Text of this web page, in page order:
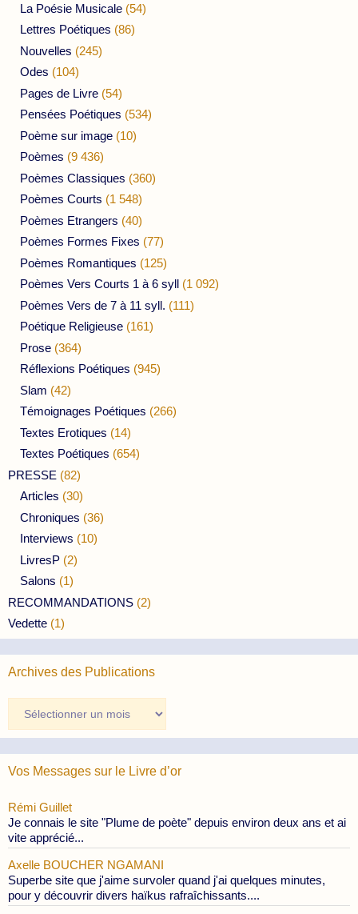
La Poésie Musicale (54)
Lettres Poétiques (86)
Nouvelles (245)
Odes (104)
Pages de Livre (54)
Pensées Poétiques (534)
Poème sur image (10)
Poèmes (9 436)
Poèmes Classiques (360)
Poèmes Courts (1 548)
Poèmes Etrangers (40)
Poèmes Formes Fixes (77)
Poèmes Romantiques (125)
Poèmes Vers Courts 1 à 6 syll (1 092)
Poèmes Vers de 7 à 11 syll. (111)
Poétique Religieuse (161)
Prose (364)
Réflexions Poétiques (945)
Slam (42)
Témoignages Poétiques (266)
Textes Erotiques (14)
Textes Poétiques (654)
PRESSE (82)
Articles (30)
Chroniques (36)
Interviews (10)
LivresP (2)
Salons (1)
RECOMMANDATIONS (2)
Vedette (1)
Archives des Publications
des
Publications
Vos Messages sur le Livre d’or
Rémi Guillet
Je connais le site "Plume de poète" depuis environ deux ans et ai
vite apprécié...
Axelle BOUCHER NGAMANI
Superbe site que j'aime survoler quand j'ai quelques minutes,
pour y découvrir divers haïkus rafraîchissants....